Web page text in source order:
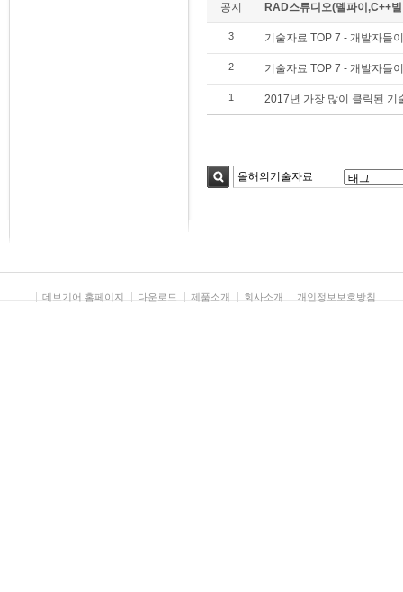
공지 RAD스튜디오(델파이,C++
3 기술자료 TOP 7 - 개발자들
2 기술자료 TOP 7 - 개발자들
1 2017년 가장 많이 클릭된 기
데브기어 홈페이지 다운로드 제품소개 회사소개 개인정보보호방침